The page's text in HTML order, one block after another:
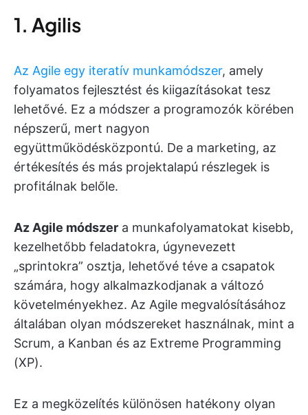
1. Agilis
Az Agile egy iteratív munkamódszer, amely
folyamatos fejlesztést és kiigazításokat tesz
lehetővé. Ez a módszer a programozók körében
népszerű, mert nagyon
együttműködésközpontú. De a marketing, az
értékesítés és más projektalapú részlegek is
profitálnak belőle.
Az Agile módszer a munkafolyamatokat kisebb,
kezelhetőbb feladatokra, úgynevezett
„sprintokra” osztja, lehetővé téve a csapatok
számára, hogy alkalmazkodjanak a változó
követelményekhez. Az Agile megvalósításához
általában olyan módszereket használnak, mint a
Scrum, a Kanban és az Extreme Programming
(XP).
Ez a megközelítés különösen hatékony olyan